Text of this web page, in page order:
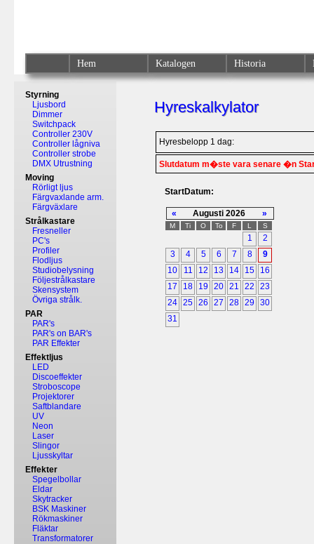
Hem Katalogen Historia
Styrning
Ljusbord
Dimmer
Switchpack
Controller 230V
Controller lågniva
Controller strobe
DMX Utrustning
Moving
Rörligt ljus
Färgvaxlande arm.
Färgväxlare
Strålkastare
Fresneller
PC's
Profiler
Flodljus
Studiobelysning
Följestrålkastare
Skensystem
Övriga strålk.
PAR
PAR's
PAR's on BAR's
PAR Effekter
Effektljus
LED
Discoeffekter
Stroboscope
Projektorer
Saftblandare
UV
Neon
Laser
Slingor
Ljusskyltar
Effekter
Spegelbollar
Eldar
Skytracker
BSK Maskiner
Rökmaskiner
Fläktar
Transformatorer
Hyreskalkylator
Hyresbelopp 1 dag:
Slutdatum m�ste vara senare �n
StartDatum:
« Augusti 2026 »
M Ti O To F L S
1
2
3
4 5 6 7 8
9
10
11 12 13 14 15
16
17
18 19 20 21 22
23
24 25 26 27 28 29
30
31